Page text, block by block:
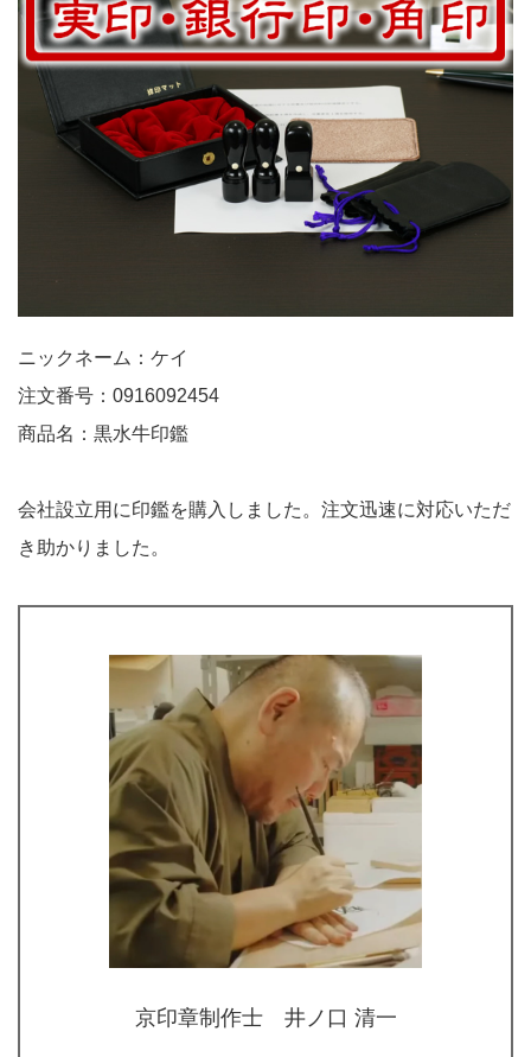
ニックネーム：ケイ
注文番号：0916092454
商品名：黒水牛印鑑
会社設立用に印鑑を購入しました。注文迅速に対応いただ
き助かりました。
京印章制作士 井ノ口 清一